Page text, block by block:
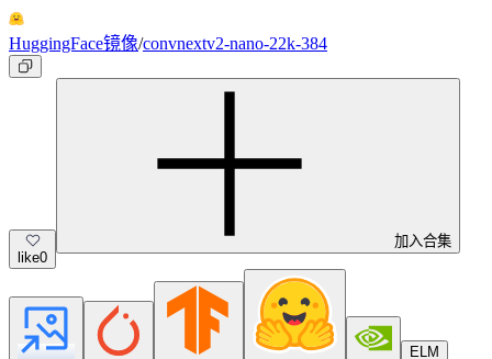
HuggingFace镜像/convnextv2-nano-22k-384
like0
加入合集
ELM